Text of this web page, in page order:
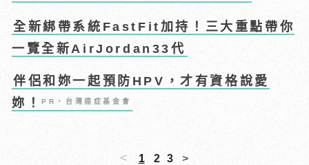
全新綁帶系統FastFit加持！三大重點帶你
一覽全新AirJordan33代
伴侶和妳一起預防HPV，才有資格說愛
妳！PR・台灣癌症基金會
< 1 2 3 >